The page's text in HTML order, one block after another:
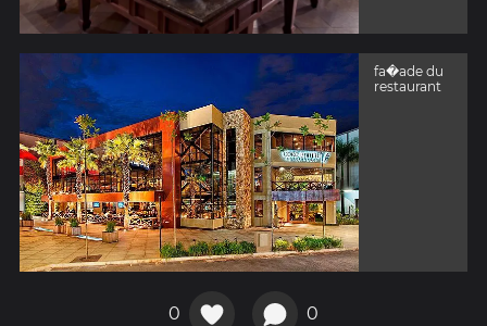
fa�ade du
restaurant
0 0